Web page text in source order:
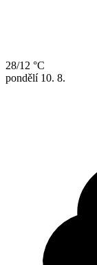
28/12 °C
pondělí 10. 8.